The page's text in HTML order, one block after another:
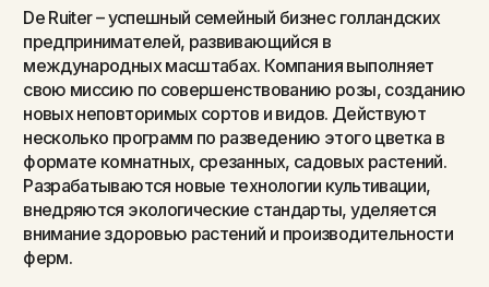
De Ruiter – успешный семейный бизнес голландских
предпринимателей, развивающийся в
международных масштабах. Компания выполняет
свою миссию по совершенствованию розы, созданию
новых неповторимых сортов и видов. Действуют
несколько программ по разведению этого цветка в
формате комнатных, срезанных, садовых растений.
Разрабатываются новые технологии культивации,
внедряются экологические стандарты, уделяется
внимание здоровью растений и производительности
ферм.